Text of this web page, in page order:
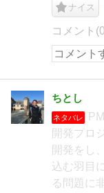
ナイス
コメント
ちとし
ネタバレ
開発プロ
開発をし
込む羽目
る問題に